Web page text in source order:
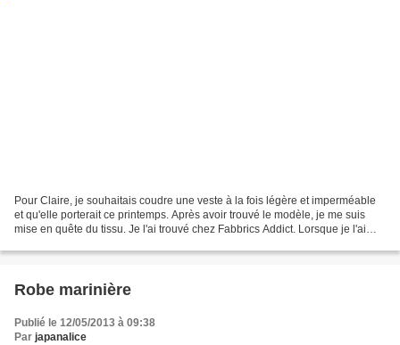
Pour Claire, je souhaitais coudre une veste à la fois légère et imperméable
et qu'elle porterait ce printemps. Après avoir trouvé le modèle, je me suis
mise en quête du tissu. Je l'ai trouvé chez Fabbrics Addict. Lorsque je l'ai
Robe marinière
Publié le 12/05/2013 à 09:38
Par japanalice